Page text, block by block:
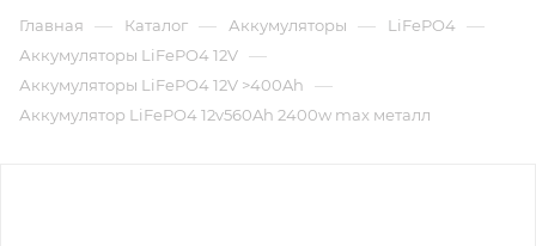
Главная — Каталог — Аккумуляторы — LiFePO4 —
Аккумуляторы LiFePO4 12V —
Аккумуляторы LiFePO4 12V >400Ah —
Аккумулятор LiFePO4 12v560Ah 2400w max металл